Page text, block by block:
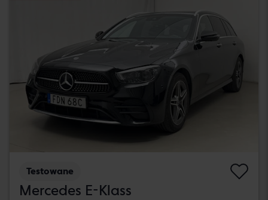
Testowane
Mercedes E-Klass